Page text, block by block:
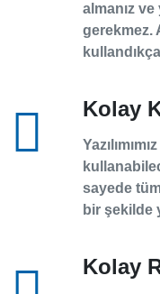
almanız ve
gerekmez.
Kolay
sayede tüm
bir şekilde
Kolay